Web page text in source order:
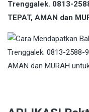
Trenggalek. 0813-
TEPAT, AMAN dan